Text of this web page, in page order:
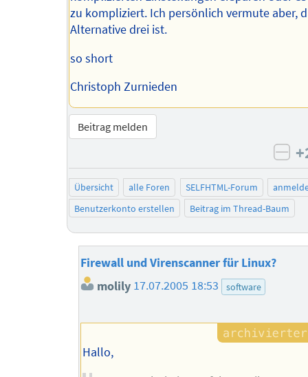
zu kompliziert. Ich persönlich vermute aber,
Alternative drei ist.
so short
Christoph Zurnieden
Beitrag melden
Übersicht alle Foren SELFHTML-Forum
Benutzerkonto erstellen
Beitrag im Thread-Baum
Firewall und Virenscanner für Linux?
molily 17.07.2005 18:53 software
Hallo,